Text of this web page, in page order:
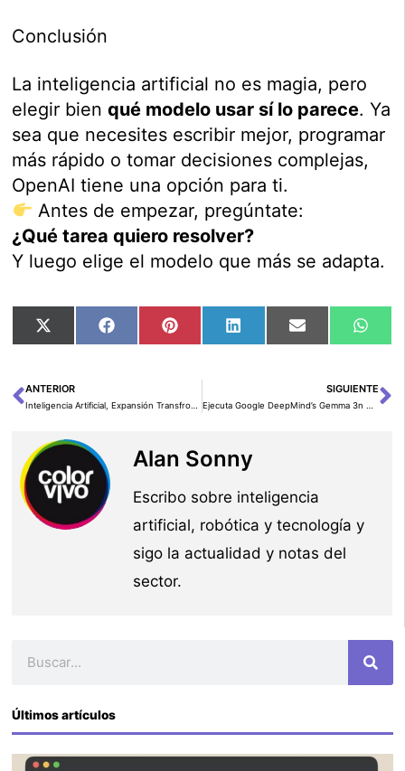
Conclusión
La inteligencia artificial no es magia, pero
elegir bienqué modelo usar sí lo parece. Ya
sea que necesites escribir mejor, programar
más rápido o tomar decisiones complejas,
OpenAI tiene una opción para ti.
Antes de empezar, pregúntate:
¿Qué tarea quiero resolver?
Y luego elige el modelo que más se adapta.
Compartir
en
X
Compartir
en
FacebookCompartir
en
PinterestCompartir
en
LinkedInCompartir
en
Email
en
Ant
ANTERIOR
Inteligencia Artificial, Expansión Transfronteriza y Omnicanal: Transformando las Startups en India
SIGUIENTE
Ejecuta Google DeepMind’s Gemma 3n en NVIDIA Jetson y RTX
Alan Sonny
Escribo sobre inteligencia
artificial, robótica y tecnología y
sigo la actualidad y notas del
sector.
Últimos artículos